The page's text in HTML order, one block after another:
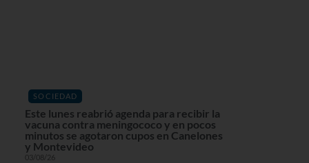
SOCIEDAD
Este lunes reabrió agenda para recibir la
vacuna contra meningococo y en pocos
minutos se agotaron cupos en Canelones
y Montevideo
03/08/26